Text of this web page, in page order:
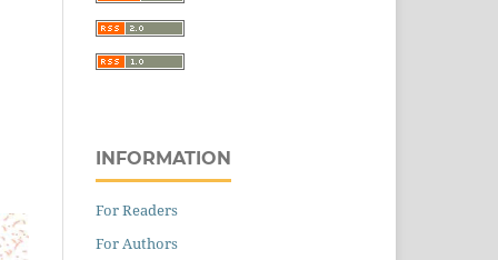
INFORMATION
For Readers
For Authors